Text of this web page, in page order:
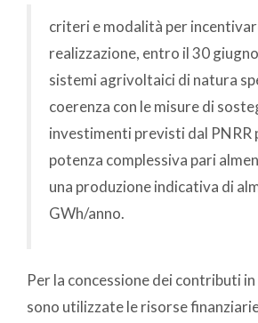
criteri e modalità per
realizzazione, entro il 30
sistemi agrivoltaici di natura
coerenza con le misure di
investimenti previsti dal PNRR
potenza complessiva pari
una produzione indicativa di
GWh/anno.
Per la concessione dei contributi
sono utilizzate le risorse